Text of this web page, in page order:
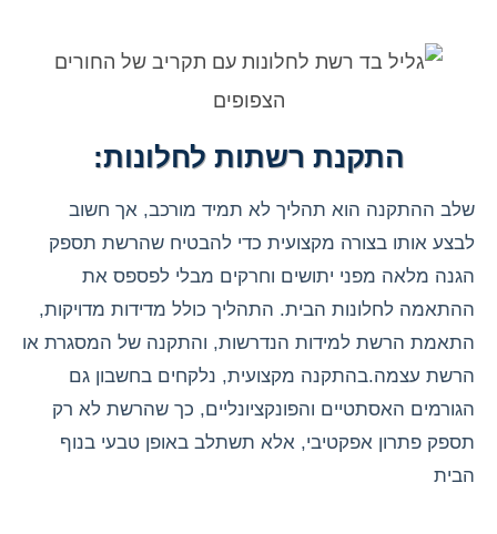
התקנת רשתות לחלונות:
שלב ההתקנה הוא תהליך לא תמיד מורכב, אך חשוב
לבצע אותו בצורה מקצועית כדי להבטיח שהרשת תספק
הגנה מלאה מפני יתושים וחרקים מבלי לפספס את
ההתאמה לחלונות הבית. התהליך כולל מדידות מדויקות,
התאמת הרשת למידות הנדרשות, והתקנה של המסגרת או
הרשת עצמה.בהתקנה מקצועית, נלקחים בחשבון גם
הגורמים האסתטיים והפונקציונליים, כך שהרשת לא רק
תספק פתרון אפקטיבי, אלא תשתלב באופן טבעי בנוף
הבית